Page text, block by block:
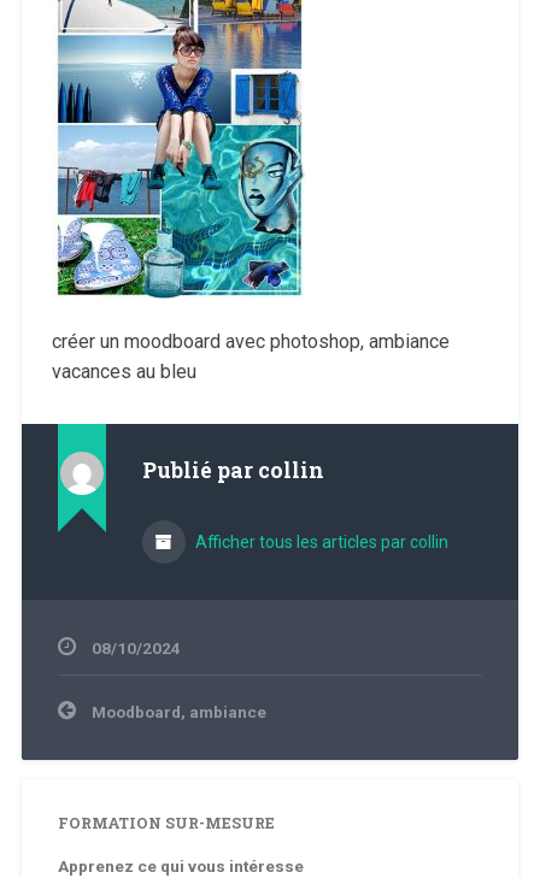
créer un moodboard avec photoshop, ambiance
vacances au bleu
Publié par collin
Afficher tous les articles par collin
08/10/2024
Navigation
de
Moodboard, ambiance
FORMATION SUR-MESURE
Apprenez ce qui vous intéresse